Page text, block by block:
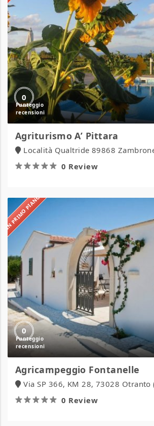
0
Agriturismo A’ Pittara
Località Qualtride 89868
0 Review
IN PRIMO PIANO
0
Agricampeggio Fontanelle
Via SP 366, KM 28, 73028 Otranto
0 Review